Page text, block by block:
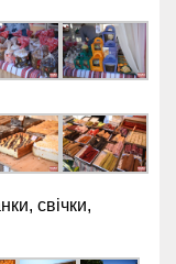
свічки,